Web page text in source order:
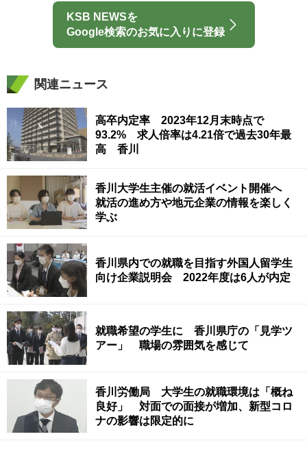
KSB NEWSを
Google検索のお気に入りに登録
関連ニュース
高卒内定率 2023年12月末時点で
93.2% 求人倍率は4.21倍で過去30年最
高 香川
香川大学生主催の就活イベント開催へ
就活の進め方や地元企業の情報を楽しく
学ぶ
香川県内での就職を目指す外国人留学生
向け企業説明会 2022年度は6人が内定
就職希望の学生に 香川県庁の「見学ツ
アー」 職場の雰囲気を感じて
香川労働局 大学生の就職環境は「概ね
良好」 対面での面接が増加、新型コロ
ナの影響は限定的に